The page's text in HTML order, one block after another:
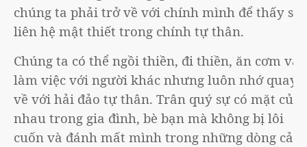
chúng ta phải trở về với chính mình để thấy sự
liên hệ mật thiết trong chính tự thân.
Chúng ta có thể ngồi thiền, đi thiền, ăn cơm và
làm việc với người khác nhưng luôn nhớ quay
về với hải đảo tự thân. Trân quý sự có mặt của
nhau trong gia đình, bè bạn mà không bị lôi
cuốn và đánh mất mình trong những dòng cảm